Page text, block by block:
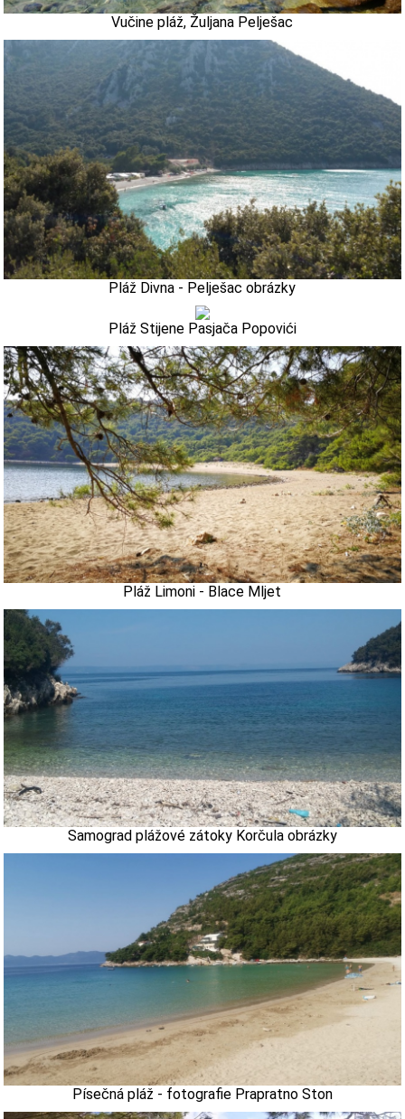
Vučine pláž, Žuljana Pelješac
Pláž Divna - Pelješac obrázky
Pláž Stijene Pasjača Popovići
Pláž Limoni - Blace Mljet
Samograd plážové zátoky Korčula obrázky
Písečná pláž - fotografie Prapratno Ston